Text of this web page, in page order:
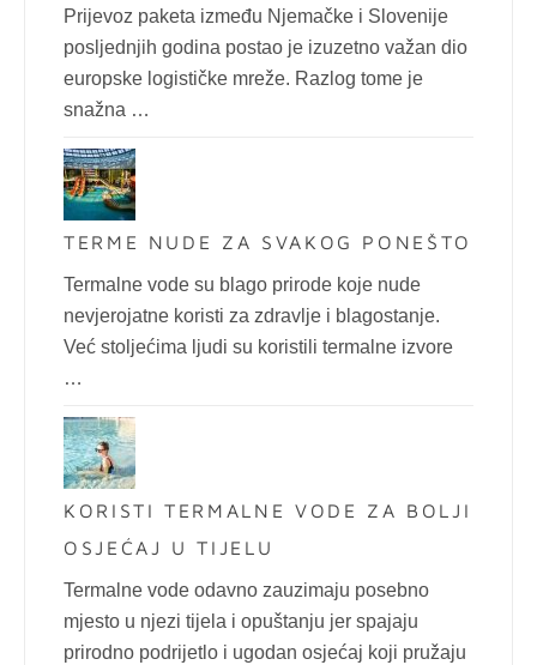
Prijevoz paketa između Njemačke i Slovenije
posljednjih godina postao je izuzetno važan dio
europske logističke mreže. Razlog tome je
snažna …
TERME NUDE ZA SVAKOG PONEŠTO
Termalne vode su blago prirode koje nude
nevjerojatne koristi za zdravlje i blagostanje.
Već stoljećima ljudi su koristili termalne izvore
…
KORISTI TERMALNE VODE ZA BOLJI
OSJEĆAJ U TIJELU
Termalne vode odavno zauzimaju posebno
mjesto u njezi tijela i opuštanju jer spajaju
prirodno podrijetlo i ugodan osjećaj koji pružaju